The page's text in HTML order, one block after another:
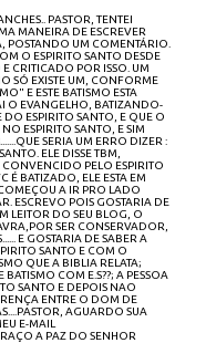
PASTOR, TENTEI
MANEIRA DE ESCREVER
POSTANDO UM COMENTÁRIO.
O ESPIRITO SANTO DESDE
CRITICADO POR ISSO. UM
SÓ EXISTE UM, CONFORME
E ESTE BATISMO ESTA
O EVANGELHO, BATIZANDO-
ESPIRITO SANTO, E QUE O
ESPIRITO SANTO, E SIM
SERIA UM ERRO DIZER :
ELE DISSE TBM,
PELO ESPIRITO
É BATIZADO, ELE ESTA EM
A IR PRO LADO
ESCREVO POIS GOSTARIA DE
LEITOR DO SEU BLOG, O
SER CONSERVADOR,
E GOSTARIA DE SABER A
SANTO E COM O
QUE A BIBLIA RELATA;
COM E.S??; A PESSOA
SANTO E DEPOIS NAO
ENTRE O DOM DE
AGUARDO SUA
E-MAIL
A PAZ DO SENHOR